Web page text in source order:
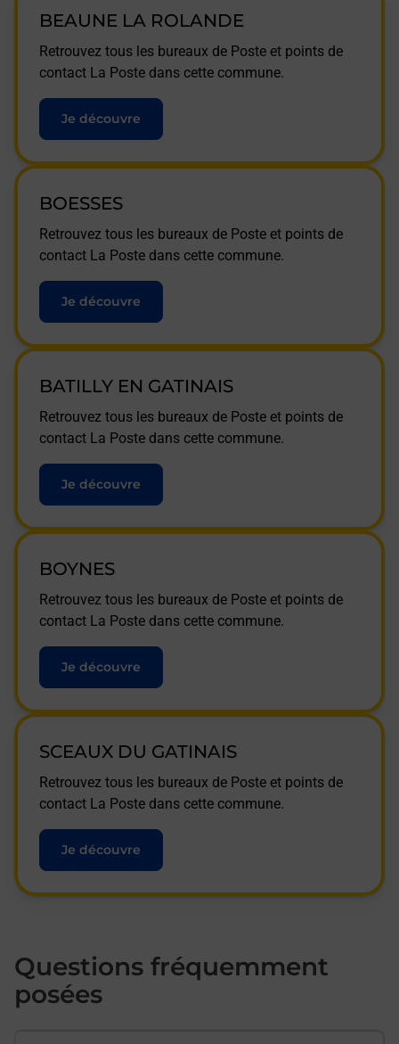
BEAUNE LA ROLANDE
Retrouvez tous les bureaux de Poste et points de
contact La Poste dans cette commune.
Je découvre
BOESSES
Retrouvez tous les bureaux de Poste et points de
contact La Poste dans cette commune.
Je découvre
BATILLY EN GATINAIS
Retrouvez tous les bureaux de Poste et points de
contact La Poste dans cette commune.
Je découvre
BOYNES
Retrouvez tous les bureaux de Poste et points de
contact La Poste dans cette commune.
Je découvre
SCEAUX DU GATINAIS
Retrouvez tous les bureaux de Poste et points de
contact La Poste dans cette commune.
Je découvre
Questions fréquemment
posées